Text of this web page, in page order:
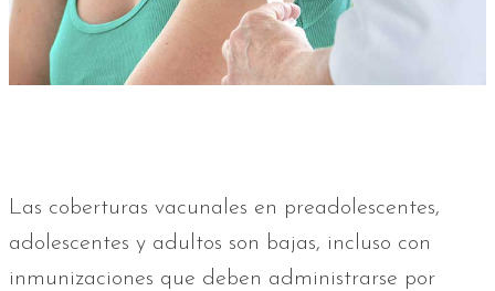
Las coberturas vacunales en preadolescentes,
adolescentes y adultos son bajas, incluso con
inmunizaciones que deben administrarse por